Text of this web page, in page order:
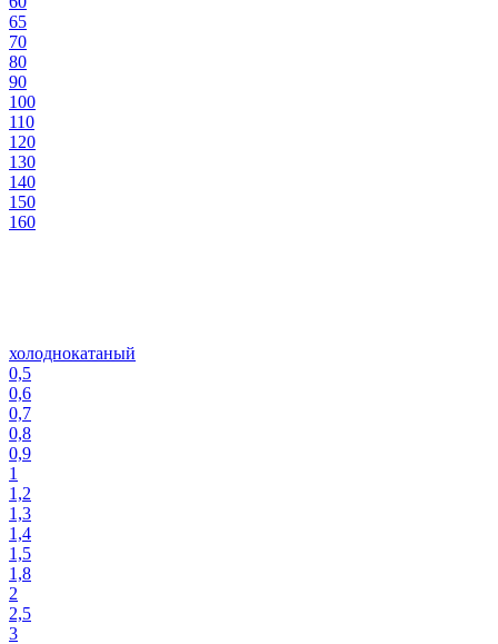
65
70
80
90
100
110
120
130
140
150
160
холоднокатаный
0,5
0,6
0,7
0,8
0,9
1
1,2
1,3
1,4
1,5
1,8
2
2,5
3